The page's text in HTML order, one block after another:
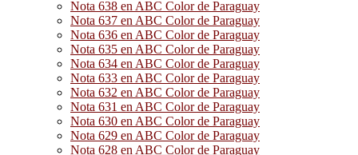
Nota 638 en ABC Color de Paraguay
Nota 637 en ABC Color de Paraguay
Nota 636 en ABC Color de Paraguay
Nota 635 en ABC Color de Paraguay
Nota 634 en ABC Color de Paraguay
Nota 633 en ABC Color de Paraguay
Nota 632 en ABC Color de Paraguay
Nota 631 en ABC Color de Paraguay
Nota 630 en ABC Color de Paraguay
Nota 629 en ABC Color de Paraguay
Nota 628 en ABC Color de Paraguay